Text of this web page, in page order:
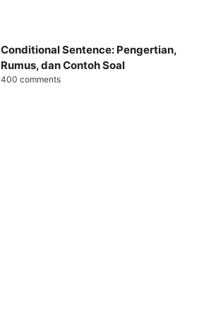
Conditional Sentence: Pengertian,
Rumus, dan Contoh Soal
400 comments